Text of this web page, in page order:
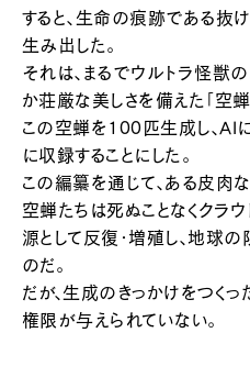
すると、生命の痕跡である抜
生み出した。
それは、まるでウルトラ怪獣
か荘厳な美しさを備えた「空蝉
この空蝉を100匹生成し、AI
に収録することにした。
この編纂を通じて、ある皮肉
空蝉たちは死ぬことなくクラ
源として反復・増殖し、地球
のだ。
だが、生成のきっかけをつく
権限が与えられていない。